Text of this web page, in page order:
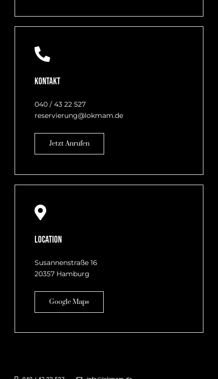
Kontakt
040 / 43 22 527
reservierung@lokmam.de
Jetzt Anrufen
Location
Susannenstraße 16
20357 Hamburg
Google Maps